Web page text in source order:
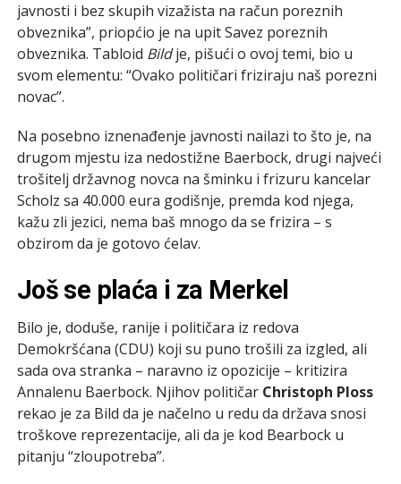
javnosti i bez skupih vizažista na račun poreznih
obveznika”, priopćio je na upit Savez poreznih
obveznika. Tabloid Bildje, pišući o ovoj temi, bio u
svom elementu: “Ovako političari friziraju naš porezni
novac”.
Na posebno iznenađenje javnosti nailazi to što je, na
drugom mjestu iza nedostižne Baerbock, drugi najveći
trošitelj državnog novca na šminku i frizuru kancelar
Scholz sa 40.000 eura godišnje, premda kod njega,
kažu zli jezici, nema baš mnogo da se frizira – s
obzirom da je gotovo ćelav.
Još se plaća i za Merkel
Bilo je, doduše, ranije i političara iz redova
Demokršćana (CDU) koji su puno trošili za izgled, ali
sada ova stranka – naravno iz opozicije – kritizira
Annalenu Baerbock. Njihov političar Christoph Ploss
rekao je za Bild da je načelno u redu da država snosi
troškove reprezentacije, ali da je kod Bearbock u
pitanju “zloupotreba”.